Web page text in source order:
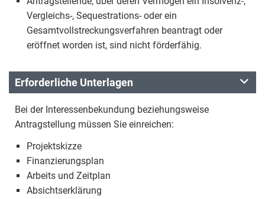
Vergleichs-, Sequestrations- oder ein
Gesamtvollstreckungsverfahren beantragt oder
eröffnet worden ist, sind nicht förderfähig.
Erforderliche Unterlagen
Bei der Interessenbekundung beziehungsweise
Antragstellung müssen Sie einreichen:
Projektskizze
Finanzierungsplan
Arbeits und Zeitplan
Absichtserklärung